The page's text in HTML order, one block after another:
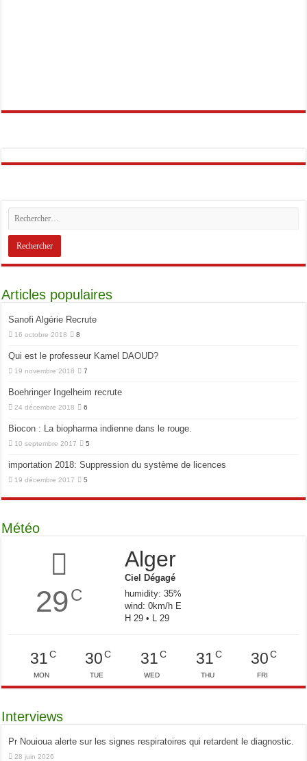
Articles populaires
Sanofi Algérie Recrute
16 octobre 2018 8
Qui est le professeur Kamel DAOUD?
19 novembre 2018 7
Boehringer Ingelheim recrute
24 décembre 2018 6
Biocon : La biopharma indienne dans le rouge.
10 septembre 2017 5
importation 2018: Suppression du système de licences
19 décembre 2017 5
Météo
29C
Alger
Ciel Dégagé
humidity: 35%
wind: 0km/h E
H 29 • L 29
31C
MON
30 C
TUE
31C
WED
31C
THU
30 C
FRI
Interviews
Pr Nouioua alerte sur les signes respiratoires qui retardent le diagnostic.
28 juin 2026